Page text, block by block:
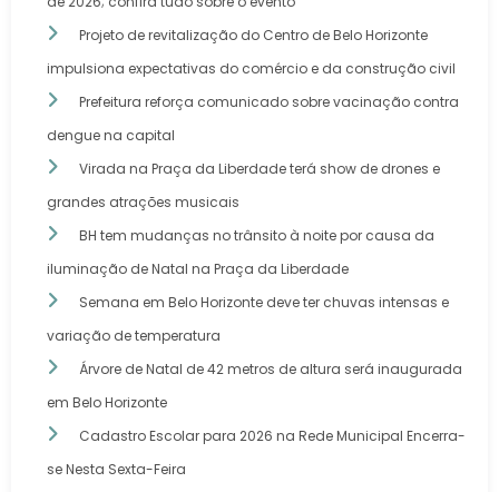
Projeto de revitalização do Centro de Belo Horizonte
impulsiona expectativas do comércio e da construção civil
Prefeitura reforça comunicado sobre vacinação contra
dengue na capital
Virada na Praça da Liberdade terá show de drones e
grandes atrações musicais
BH tem mudanças no trânsito à noite por causa da
iluminação de Natal na Praça da Liberdade
Semana em Belo Horizonte deve ter chuvas intensas e
variação de temperatura
Árvore de Natal de 42 metros de altura será inaugurada
em Belo Horizonte
Cadastro Escolar para 2026 na Rede Municipal Encerra-
se Nesta Sexta-Feira